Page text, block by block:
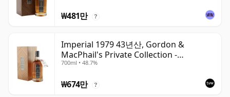
₩481만 ?
Imperial 1979 43년산, Gordon &
MacPhail's Private Collection -
Recollection Series Cask 5317
700ml • 48.7%
₩674만 ?